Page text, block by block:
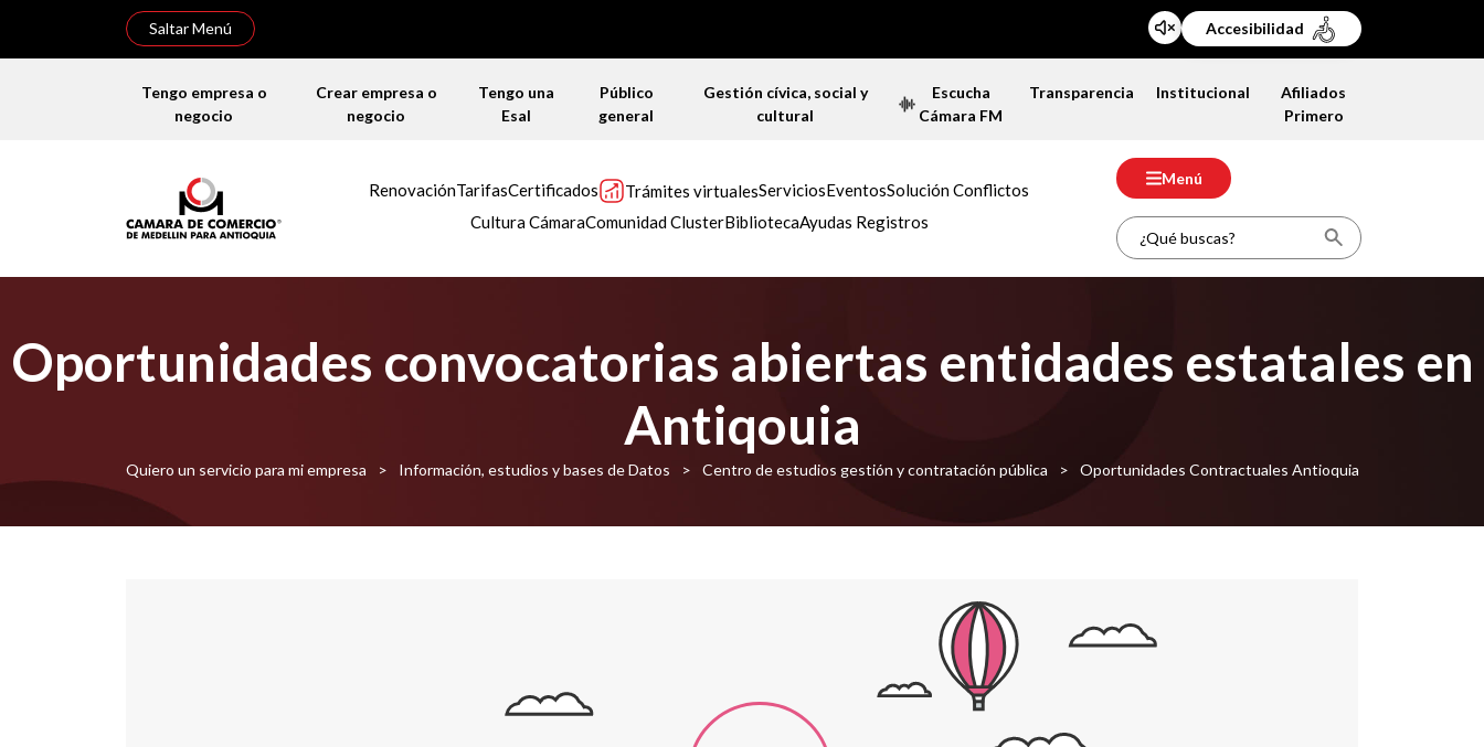
Saltar Menú Accesibilidad
Tengo empresa o
negocio
Crear empresa o
negocio
Tengo una
Esal
Público
general
Gestión cívica, social y
cultural
Escucha
Cámara FM
Transparencia Institucional
Afiliados
Primero
RenovaciónTarifasCertificados Trámites virtualesServiciosEventosSolución Conflictos
Cultura CámaraComunidad ClusterBibliotecaAyudas Registros
Menú
Oportunidades convocatorias abiertas entidades estatales en
Antiqouia
Quiero un servicio para mi empresa > Información, estudios y bases de Datos > Centro de estudios gestión y contratación pública > Oportunidades Contractuales Antioquia